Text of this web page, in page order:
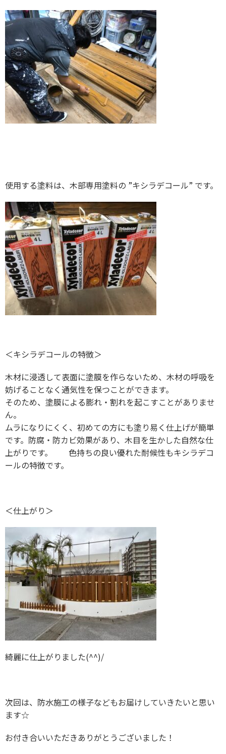
使用する塗料は、木部専用塗料の ”キシラデコール” です。
＜キシラデコールの特徴＞
木材に浸透して表面に塗膜を作らないため、木材の呼吸を
妨げることなく通気性を保つことができます。
そのため、塗膜による膨れ・割れを起こすことがありませ
ん。
ムラになりにくく、初めての方にも塗り易く仕上げが簡単
です。防腐・防カビ効果があり、木目を生かした自然な仕
上がりです。 色持ちの良い優れた耐候性もキシラデコ
ールの特徴です。
＜仕上がり＞
綺麗に仕上がりました(^^)/
次回は、防水施工の様子などもお届けしていきたいと思い
ます☆
お付き合いいただきありがとうございました！